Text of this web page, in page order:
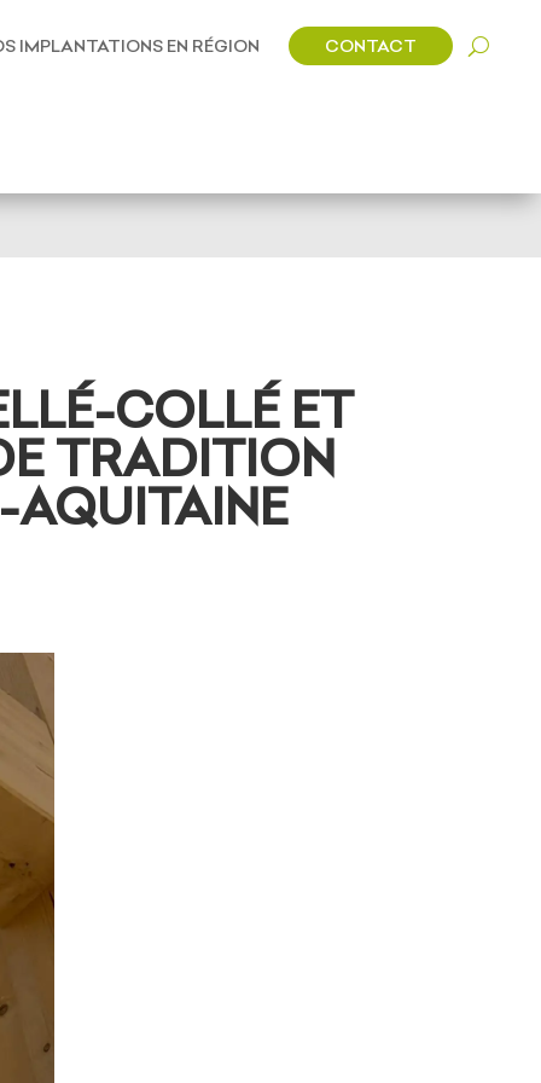
IMPLANTATIONS EN RÉGION CONTACT
COLLÉ ET
TRADITION
AQUITAINE